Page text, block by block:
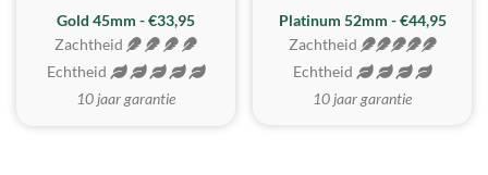
REALISTISCH
Gold 45mm - €33,95
Zachtheid
Echtheid
10 jaar garantie
ZACHTSTE
Platinum 52mm - €44,95
Zachtheid
Echtheid
10 jaar garantie